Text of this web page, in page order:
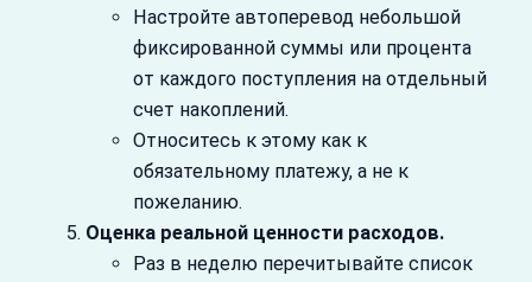
Настройте автоперевод небольшой
фиксированной суммы или процента
от каждого поступления на отдельный
счет накоплений.
Относитесь к этому как к
обязательному платежу, а не к
пожеланию.
Оценка реальной ценности расходов.
Раз в неделю перечитывайте список